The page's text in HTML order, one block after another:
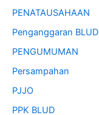
PENATAUSAHAAN
Penganggaran BLUD
PENGUMUMAN
Persampahan
PJJO
PPK BLUD